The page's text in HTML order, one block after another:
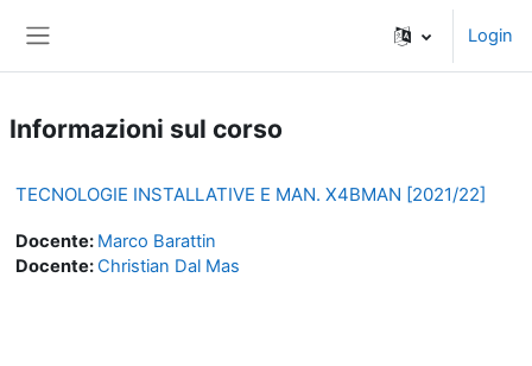
Login
Informazioni sul corso
TECNOLOGIE INSTALLATIVE E MAN. X4BMAN [2021/22]
Docente: Marco Barattin
Docente:Christian Dal Mas